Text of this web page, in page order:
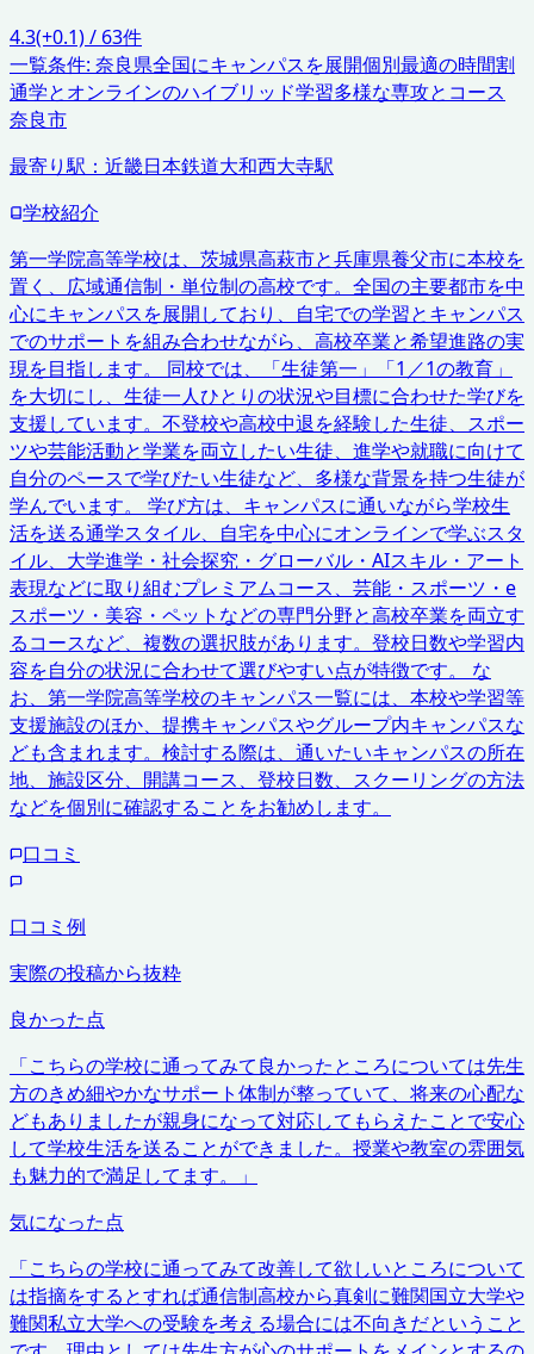
4.3(+0.1)/ 63件
一覧条件: 奈良県全国にキャンパスを展開個別最適の時間割
通学とオンラインのハイブリッド学習多様な専攻とコース
奈良市
最寄り駅： 近畿日本鉄道大和西大寺駅
学校紹介
第一学院高等学校は、茨城県高萩市と兵庫県養父市に本校を
置く、広域通信制・単位制の高校です。全国の主要都市を中
心にキャンパスを展開しており、自宅での学習とキャンパス
でのサポートを組み合わせながら、高校卒業と希望進路の実
現を目指します。 同校では、「生徒第一」「1／1の教育」
を大切にし、生徒一人ひとりの状況や目標に合わせた学びを
支援しています。不登校や高校中退を経験した生徒、スポー
ツや芸能活動と学業を両立したい生徒、進学や就職に向けて
自分のペースで学びたい生徒など、多様な背景を持つ生徒が
学んでいます。 学び方は、キャンパスに通いながら学校生
活を送る通学スタイル、自宅を中心にオンラインで学ぶスタ
イル、大学進学・社会探究・グローバル・AIスキル・アート
表現などに取り組むプレミアムコース、芸能・スポーツ・e
スポーツ・美容・ペットなどの専門分野と高校卒業を両立す
るコースなど、複数の選択肢があります。登校日数や学習内
容を自分の状況に合わせて選びやすい点が特徴です。 な
お、第一学院高等学校のキャンパス一覧には、本校や学習等
支援施設のほか、提携キャンパスやグループ内キャンパスな
ども含まれます。検討する際は、通いたいキャンパスの所在
地、施設区分、開講コース、登校日数、スクーリングの方法
などを個別に確認することをお勧めします。
口コミ
口コミ例
実際の投稿から抜粋
良かった点
「こちらの学校に通ってみて良かったところについては先生
方のきめ細やかなサポート体制が整っていて、将来の心配な
どもありましたが親身になって対応してもらえたことで安心
して学校生活を送ることができました。授業や教室の雰囲気
も魅力的で満足してます。
」
気になった点
「こちらの学校に通ってみて改善して欲しいところについて
は指摘をするとすれば通信制高校から真剣に難関国立大学や
難関私立大学への受験を考える場合には不向きだということ